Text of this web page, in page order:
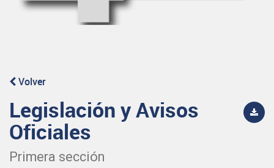
Volver
Legislación y Avisos
Oficiales
Primera sección